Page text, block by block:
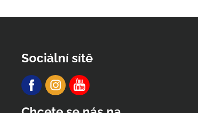
Sociální sítě